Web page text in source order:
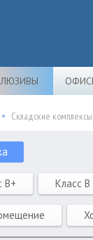
Складские комплексы
B+ Класс B